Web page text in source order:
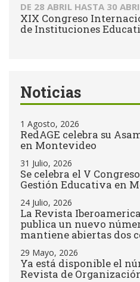
DE 28 ABRIL HASTA 30
XIX Congreso
de Instituciones
Noticias
1 Agosto, 2026
RedAGE celebra su
en Montevideo
31 Julio, 2026
Se celebra el V
Gestión Educativa en
24 Julio, 2026
La Revista
publica un nuevo
mantiene abiertas dos
29 Mayo, 2026
Ya está disponible el
Revista de